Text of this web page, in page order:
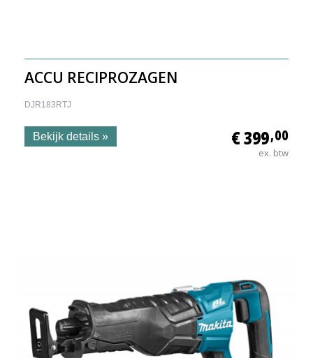
ACCU RECIPROZAGEN
DJR183RTJ
€ 399,00
ex. btw
Bekijk details »